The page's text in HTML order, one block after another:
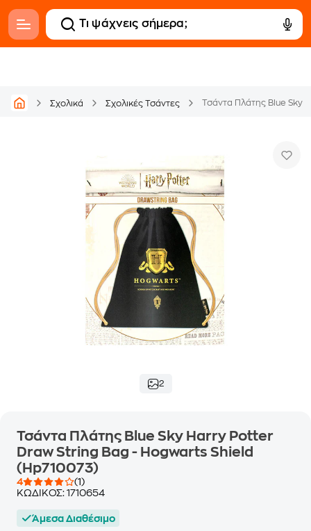
Σχολικά Σχολικές Τσάντες
2
Τσάντα Πλάτης Blue Sky Harry Potter
Draw String Bag - Hogwarts Shield
(Hp710073)
4
(1)
ΚΩΔΙΚΟΣ: 1710654
Άμεσα Διαθέσιμο